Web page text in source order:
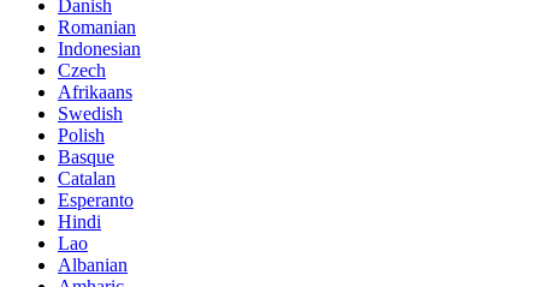
Danish
Romanian
Indonesian
Czech
Afrikaans
Swedish
Polish
Basque
Catalan
Esperanto
Hindi
Lao
Albanian